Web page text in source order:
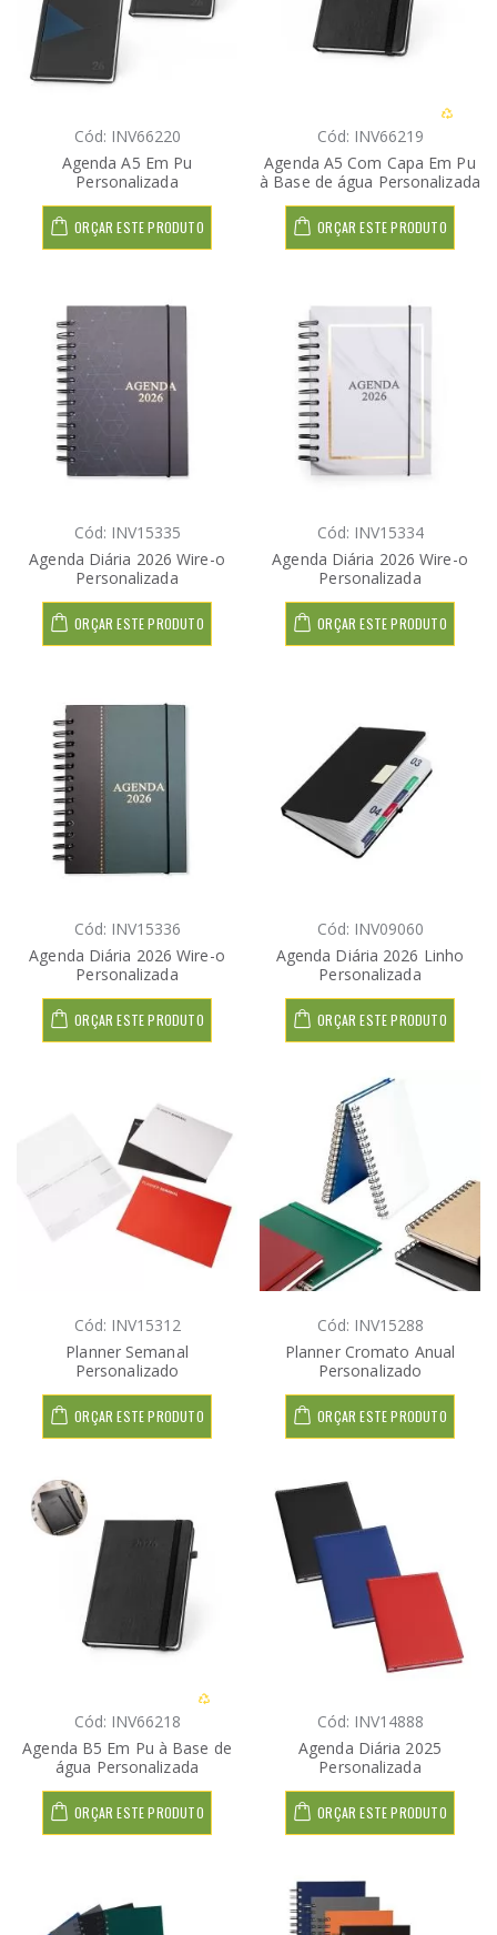
Cód: INV66220
Agenda A5 Em Pu
Personalizada
ORÇAR ESTE PRODUTO
Cód: INV66219
Agenda A5 Com Capa Em Pu
à Base de água Personalizada
ORÇAR ESTE PRODUTO
Cód: INV15335
Agenda Diária 2026 Wire-o
Personalizada
ORÇAR ESTE PRODUTO
Cód: INV15334
Agenda Diária 2026 Wire-o
Personalizada
ORÇAR ESTE PRODUTO
Cód: INV15336
Agenda Diária 2026 Wire-o
Personalizada
ORÇAR ESTE PRODUTO
Cód: INV09060
Agenda Diária 2026 Linho
Personalizada
ORÇAR ESTE PRODUTO
Cód: INV15312
Planner Semanal
Personalizado
ORÇAR ESTE PRODUTO
Cód: INV15288
Planner Cromato Anual
Personalizado
ORÇAR ESTE PRODUTO
Cód: INV66218
Agenda B5 Em Pu à Base de
água Personalizada
ORÇAR ESTE PRODUTO
Cód: INV14888
Agenda Diária 2025
Personalizada
ORÇAR ESTE PRODUTO